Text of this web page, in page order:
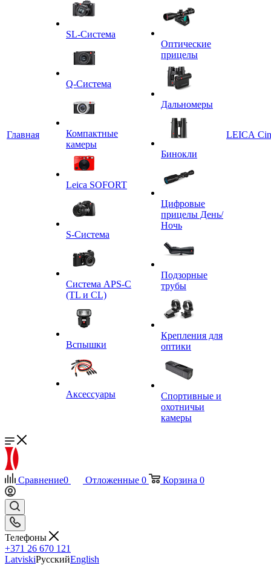
Главная
SL-Система
Q-Cистема
Компактные
камеры
Leica SOFORT
S-Система
Система APS-C
(TL и CL)
Вспышки
Аксессуары
Оптические
прицелы
Дальномеры
Бинокли
Цифровые
прицелы День/
Ночь
Подзорные
трубы
Крепления для
оптики
Спортивные и
охотничьи
камеры
LEICA
Сравнение0 Отложенные 0 Корзина 0
Телефоны
+371 26 670 121
LatviskiРусскийEnglish